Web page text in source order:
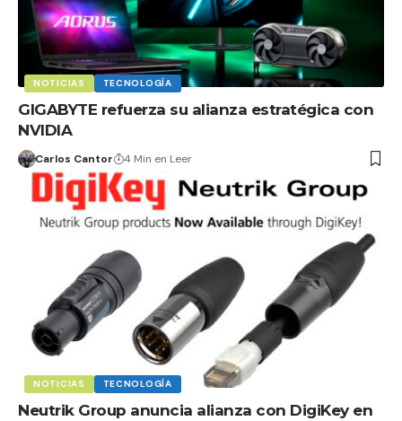
NOTICIAS TECNOLOGÍA
GIGABYTE refuerza su alianza estratégica con
NVIDIA
Carlos Cantor 4 Min en Leer
NOTICIAS TECNOLOGÍA
Neutrik Group anuncia alianza con DigiKey en